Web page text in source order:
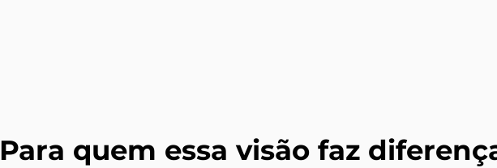
Para quem essa visão faz